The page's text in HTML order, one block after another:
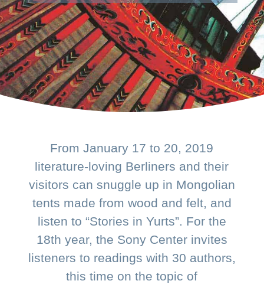
From January 17 to 20, 2019
literature-loving Berliners and their
visitors can snuggle up in Mongolian
tents made from wood and felt, and
listen to “Stories in Yurts”. For the
18th year, the Sony Center invites
listeners to readings with 30 authors,
this time on the topic of